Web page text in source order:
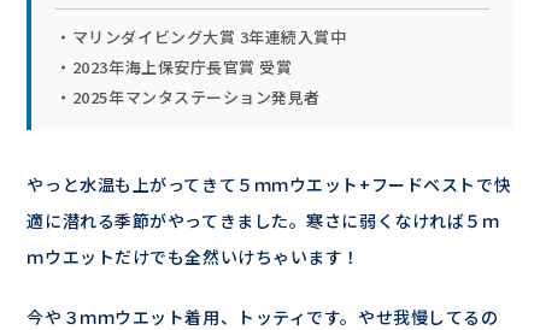
・マリンダイビング大賞 3年連続入賞中
・2023年海上保安庁長官賞 受賞
・2025年マンタステーション発見者
やっと水温も上がってきて５ｍｍウエット+フードベストで快
適に潜れる季節がやってきました。寒さに弱くなければ５ｍ
ｍウエットだけでも全然いけちゃいます！
今や３ｍｍウエット着用、トッティです。やせ我慢してるの